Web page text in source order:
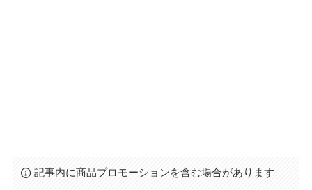
記事内に商品プロモーションを含む場合があります